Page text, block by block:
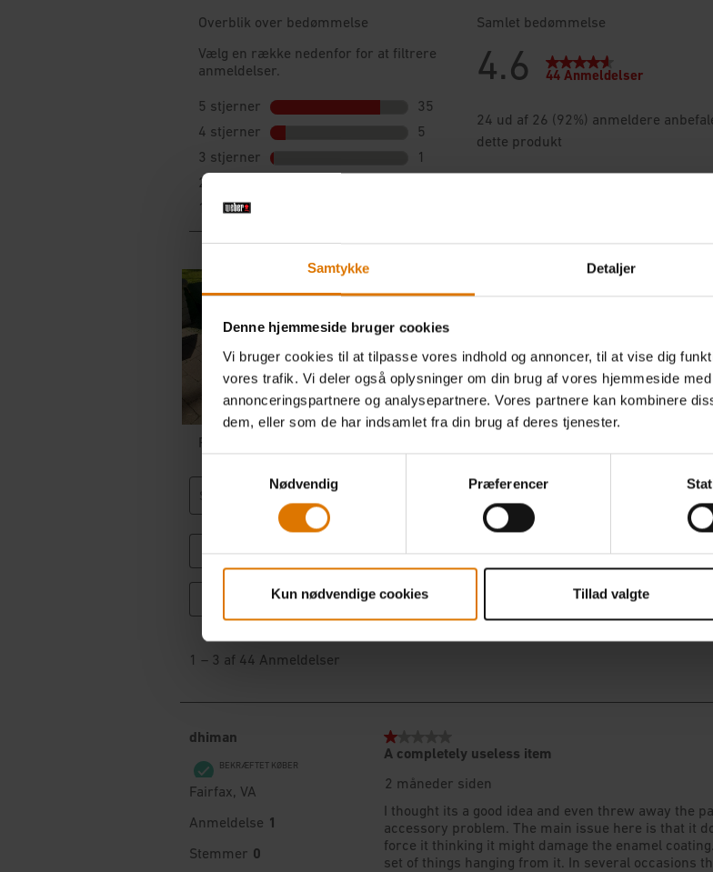
Samtykke Detaljer
Denne hjemmeside bruger cookies
Vi bruger cookies til at tilpasse vores indhold og annoncer, til at vise dig
vores trafik. Vi deler også oplysninger om din brug af vores hjemmeside
annonceringspartnere og analysepartnere. Vores partnere kan kombinere
dem, eller som de har indsamlet fra din brug af deres tjenester.
Nødvendig
Præferencer
Kun nødvendige cookies Tillad valgte